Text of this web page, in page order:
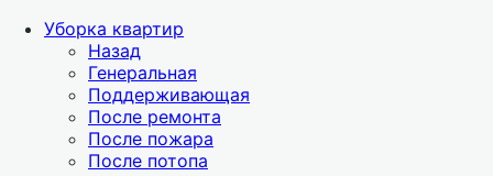
Уборка квартир
Назад
Генеральная
Поддерживающая
После ремонта
После пожара
После потопа